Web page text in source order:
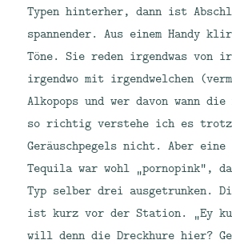
Typen hinterher, dann ist
spannender. Aus einem Handy
Töne. Sie reden irgendwas von
irgendwo mit irgendwelchen
Alkopops und wer davon wann
so richtig verstehe ich es trotz
Geräuschpegels nicht. Aber
Tequila war wohl „pornopink“,
Typ selber drei ausgetrunken.
ist kurz vor der Station. „Ey
will denn die Dreckhure hier?